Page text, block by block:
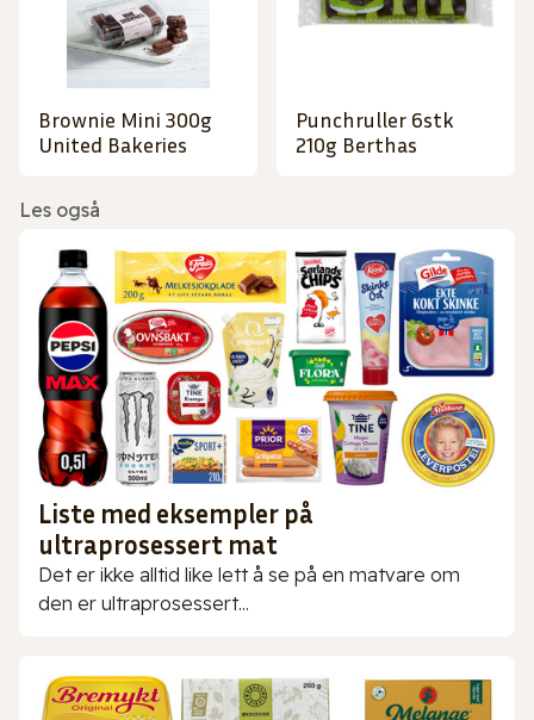
Brownie Mini 300g
United Bakeries
Punchruller 6stk
210g Berthas
Les også
Liste med eksempler på
ultraprosessert mat
Det er ikke alltid like lett å se på en matvare om
den er ultraprosessert...